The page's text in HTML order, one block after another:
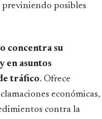
posibles
concentra su
en asuntos
tráfico. Ofrece
económicas,
contra la